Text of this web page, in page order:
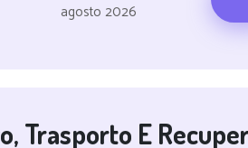
agosto 2026
Trasporto E